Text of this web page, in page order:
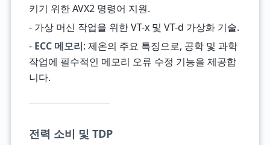
키기 위한 AVX2 명령어 지원.
- 가상 머신 작업을 위한 VT-x 및 VT-d 가상화 기술.
- ECC 메모리: 제온의 주요 특징으로, 공학 및 과학
작업에 필수적인 메모리 오류 수정 기능을 제공합
니다.
전력 소비 및 TDP